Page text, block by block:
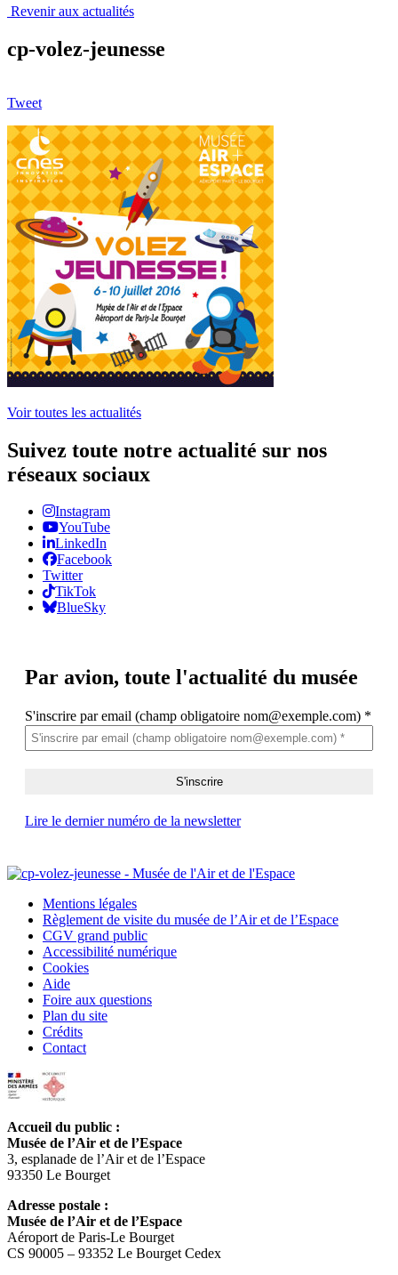
Revenir aux actualités
cp-volez-jeunesse
Tweet
Voir toutes les actualités
Suivez toute notre actualité sur nos
réseaux sociaux
Instagram
YouTube
LinkedIn
Facebook
Twitter
TikTok
BlueSky
Par avion, toute l'actualité du musée
S'inscrire par email (champ obligatoire nom@exemple.com) *
Lire le dernier numéro de la newsletter
Mentions légales
Règlement de visite du musée de l’Air et de l’Espace
CGV grand public
Accessibilité numérique
Cookies
Aide
Foire aux questions
Plan du site
Crédits
Contact
Accueil du public :
Musée de l’Air et de l’Espace
3, esplanade de l’Air et de l’Espace
93350 Le Bourget
Adresse postale :
Musée de l’Air et de l’Espace
Aéroport de Paris-Le Bourget
CS 90005 – 93352 Le Bourget Cedex